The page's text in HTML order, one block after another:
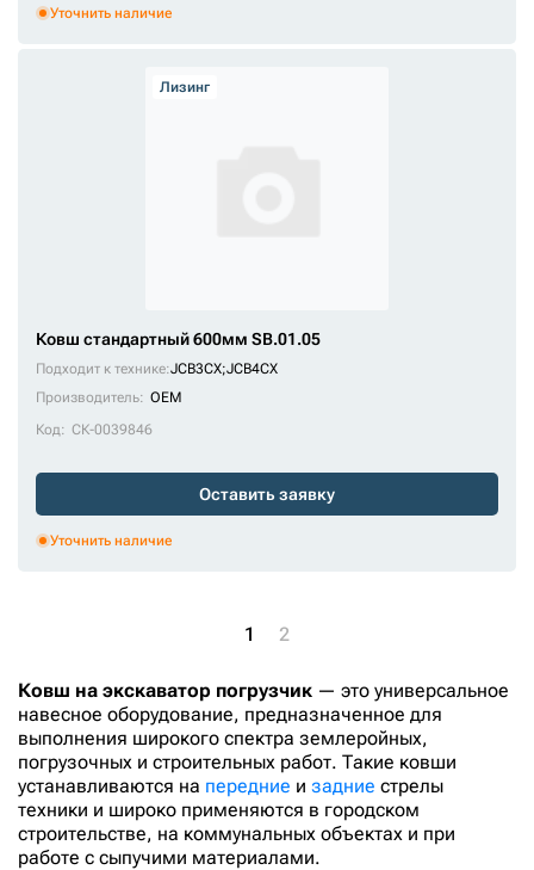
Уточнить наличие
Лизинг
Ковш стандартный 600мм SB.01.05
Подходит к технике:JCB3CX;JCB4CX
Производитель: OEM
Код: СК-0039846
Оставить заявку
Уточнить наличие
1 2
Ковш на экскаватор погрузчик — это универсальное
навесное оборудование, предназначенное для
выполнения широкого спектра землеройных,
погрузочных и строительных работ. Такие ковши
устанавливаются на передние и задние стрелы
техники и широко применяются в городском
строительстве, на коммунальных объектах и при
работе с сыпучими материалами.